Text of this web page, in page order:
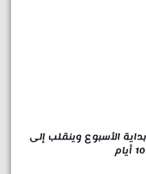
الأسبوع وينقلب إلى